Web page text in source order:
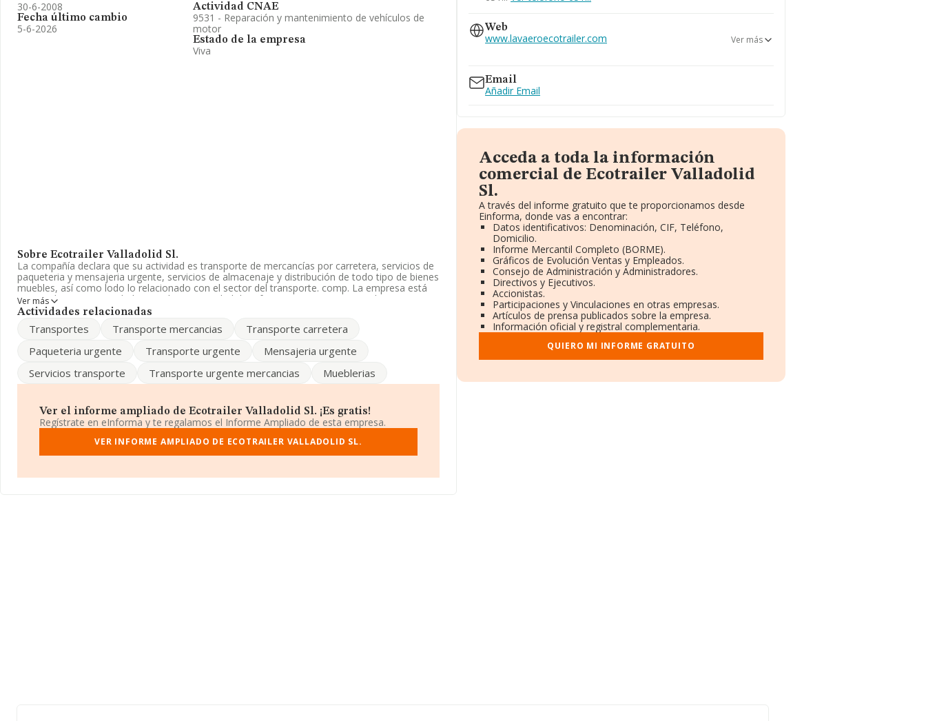
30-6-2008
Fecha último cambio
5-6-2026
Actividad CNAE
9531 - Reparación y mantenimiento de vehículos de
motor
Estado de la empresa
Viva
Sobre Ecotrailer Valladolid Sl.
La compañía declara que su actividad es transporte de mercancías por carretera, servicios de
paqueteria y mensajeria urgente, servicios de almacenaje y distribución de todo tipo de bienes
muebles, así como lodo lo relacionado con el sector del transporte. comp. La empresa está
registrada como Sociedad Limitada. La actividad de referencia CNAE corresponde a '%cnae%',
cuyo Código es 9531. La sociedad no tiene actividad en mercados exteriores.
El número de empleados ha crecido y atendiendo a los datos disponibles en INFORMA, ese
facturación de la compañía, se destaca que: la empresa ha retrocedido 180 puestos en el
ranking sectorial, pasando del 4.596 al 4.776. En el ranking del sector, delante de la empresa
coloca la empresa antes deTaller Agricol Noguerola S.LyCarrio Motor Sociedad
Limitada. En 2024, en el ranking nacional, se ha colocado 12.439 puestos más abajo, en la
posición 283.080 (el año anterior estaba en la número 270.641). En 2024, destacan
Etiquetado y Codificacion, Sociedad LimitadayCars Gas Renting S.Lcomo mejores
empresas antes de la compañía; está por encima de compañías comoJame Agrícola S.L
provincial.
Ver más
Actividades relacionadas
Transportes Transporte mercancias
Transporte carretera
Paqueteria urgente
Transporte urgente
Mensajeria urgente
Servicios transporte
Transporte urgente mercancias Mueblerias
Ver el informe ampliado de Ecotrailer Valladolid Sl. ¡Es gratis!
Regístrate en eInforma y te regalamos el Informe Ampliado de esta empresa.
VER INFORME AMPLIADO DE ECOTRAILER VALLADOLID SL.
Web
www.lavaeroecotrailer.com Ver más
Email
Añadir Email
Acceda a toda la información
comercial de Ecotrailer Valladolid
Sl.
A través del informe gratuito que te proporcionamos desde
Einforma, donde vas a encontrar:
Datos identificativos: Denominación, CIF, Teléfono,
Domicilio.
Informe Mercantil Completo (BORME).
Gráficos de Evolución Ventas y Empleados.
Consejo de Administración y Administradores.
Directivos y Ejecutivos.
Accionistas.
Participaciones y Vinculaciones en otras empresas.
Artículos de prensa publicados sobre la empresa.
Información oficial y registral complementaria.
QUIERO MI INFORME GRATUITO